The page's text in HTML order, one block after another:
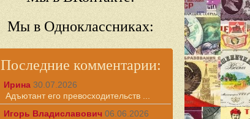
Мы в Одноклассниках:
Последние комментарии:
Ирина 30.07.2026
Адъютант его превосходительств ...
Игорь Владиславович 06.06.2026